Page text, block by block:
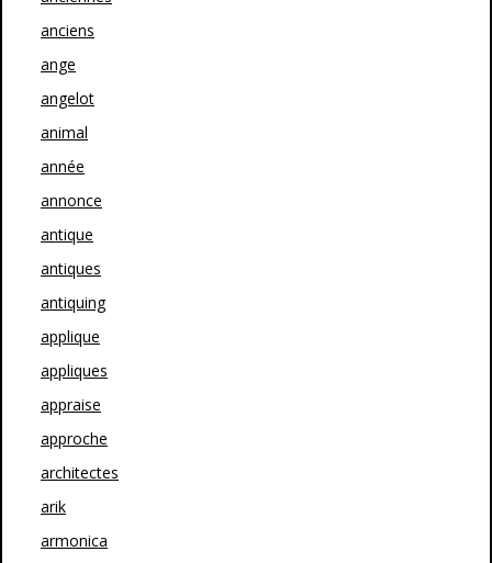
anciens
ange
angelot
animal
année
annonce
antique
antiques
antiquing
applique
appliques
appraise
approche
architectes
arik
armonica